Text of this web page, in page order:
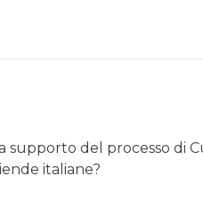
supporto del processo di
italiane?